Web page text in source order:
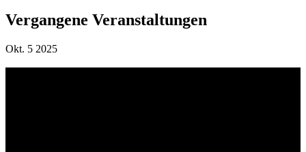
Vergangene Veranstaltungen
Okt. 5 2025